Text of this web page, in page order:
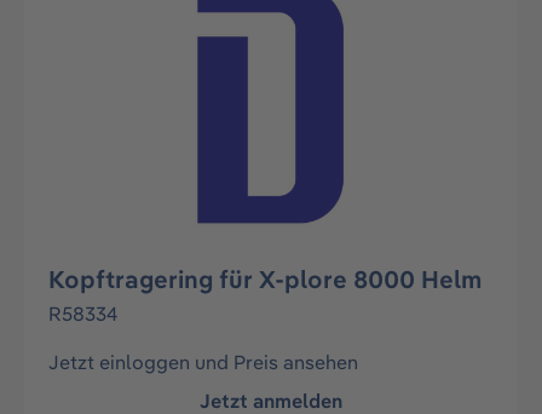
Kopftragering für X-plore 8000 Helm
R58334
Jetzt einloggen und Preis ansehen
Jetzt anmelden